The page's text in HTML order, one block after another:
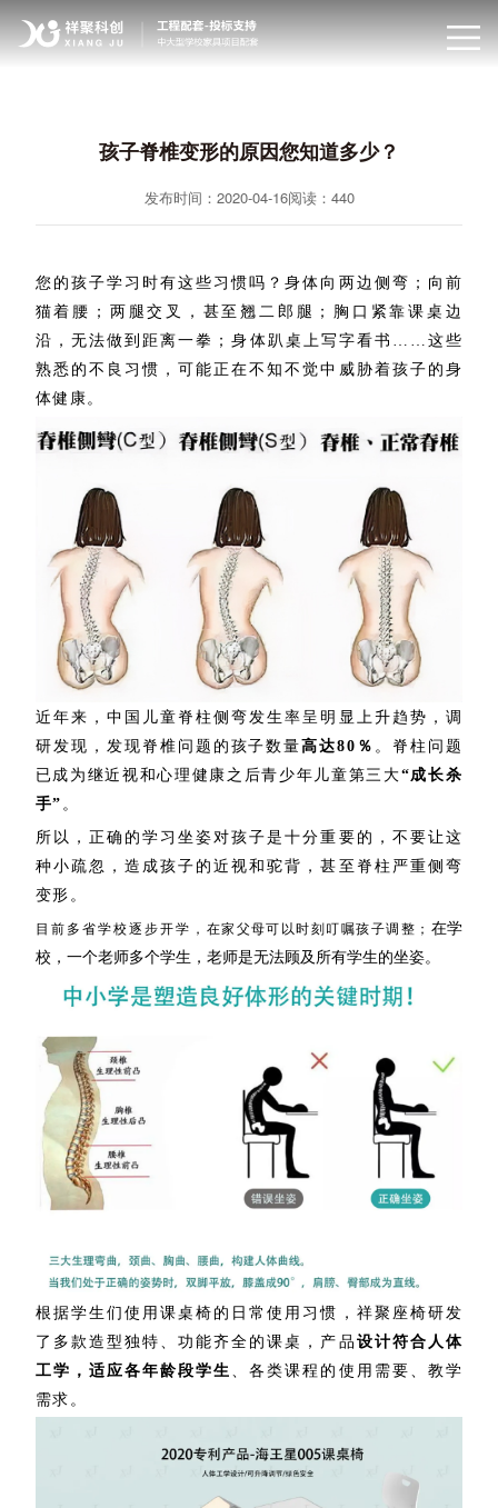
孩子脊椎变形的原因您知道多少？
发布时间：2020-04-16阅读： 440
您的孩子学习时有这些习惯吗？身体向两边侧弯；向前
猫着腰；两腿交叉，甚至翘二郎腿；胸口紧靠课桌边
沿，无法做到距离一拳；身体趴 桌上写字看书……这些
熟悉的不良习惯，可能正在不知不觉中威胁着孩子的身
体健康。
近年来，中国儿童脊柱侧弯发生率呈明显上升趋势，调
研发现，发现脊椎问题的孩子数量高达80％ 。脊柱问题
已成为继近视和心理健康之后青少年 儿童第三大“成长杀
手” 。
所以，正确的学习坐姿对孩子是十分重要的，不要让这
种小疏忽，造成孩子的近视和驼背，甚至脊柱严重侧弯
变形。
目前多省学校逐步开学， 在家父母可以时刻叮嘱孩子调整； 在学
校，一个老师多个学生，老师是无法顾及所有学生的坐姿。
根据学生们使用课桌椅的日常使用习惯，祥聚座椅研发
了多款造型独特、功能齐全的课桌，产品 设计符合人体
工学，适应各年龄段学生
、各类课程的使用需要、教学
需求。